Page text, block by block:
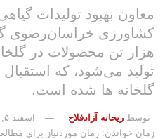
معاون بهبود تولیدات
هزار تن محصولات در
تولید می‌شود، که استقبال
گلخانه ها شده است.
توسط ریحانه آزادفلاح
اسفند ۵, ۱۳۹۹
زمان خواندن: زمان موردنیاز برای مطالعه: 1